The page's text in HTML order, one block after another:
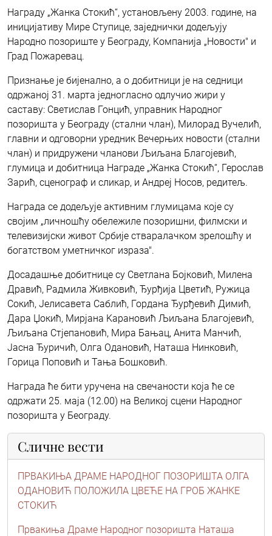
Награду „Жанка Стокић“, установљену 2003. године, на
иницијативу Мире Ступице, заједнички додељују
Народно позориште у Београду, Kомпанија „Новости" и
Град Пожаревац.
Признање је бијенално, а о добитници је на седници
одржаној 31. марта једногласно одлучио жири у
саставу: Светислав Гонцић, управник Народног
позоришта у Београду (стални члан), Милорад Вучелић,
главни и одговорни уредник Вечерњих новости (стални
члан) и придружени чланови Љиљана Благојевић,
глумица и добитница Награде „Жанка Стокић“, Герослав
Зарић, сценограф и сликар, и Андреј Носов, редитељ.
Награда се додељује активним глумицама које су
својим „личношћу обележиле позоришни, филмски и
телевизијски живот Србије стваралачком зрелошћу и
богатством уметничког израза".
Досадашње добитнице су Светлана Бојковић, Милена
Дравић, Радмила Живковић, Ђурђија Цветић, Ружица
Сокић, Јелисавета Саблић, Гордана Ђурђевић Димић,
Дара Џокић, Мирјана Kарановић Љиљана Благојевић,
Љиљана Стјепановић, Мира Бањац, Анита Манчић,
Јасна Ђуричић, Олга Одановић, Наташа Нинковић,
Горица Поповић и Тања Бошковић.
Награда ће бити уручена на свечаности која ће се
одржати 25. маја (12.00) на Великој сцени Народног
позоришта у Београду.
Сличне вести
ПРВАКИЊА ДРАМЕ НАРОДНОГ ПОЗОРИШТА ОЛГА
ОДАНОВИЋ ПОЛОЖИЛА ЦВЕЋЕ НА ГРОБ ЖАНКЕ
СТОКИЋ
Првакиња Драме Народног позоришта Наташа